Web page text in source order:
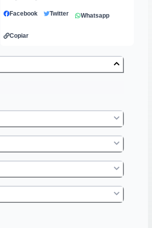
Facebook Twitter Whatsapp
Copiar